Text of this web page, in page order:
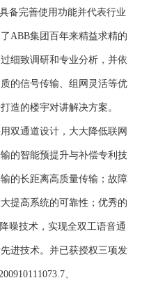
备完善使用功能并代表行业
ABB集团百年来精益求精的
细致调研和专业分析，并依
的信号传输、组网灵活等优
造的楼宇对讲解决方案。
双通道设计，大大降低联网
的智能预提升与补偿专利技
的长距离高质量传输；故障
提高系统的可靠性；优秀的
噪技术，实现全双工语音通
进技术。并已获授权三项发
、